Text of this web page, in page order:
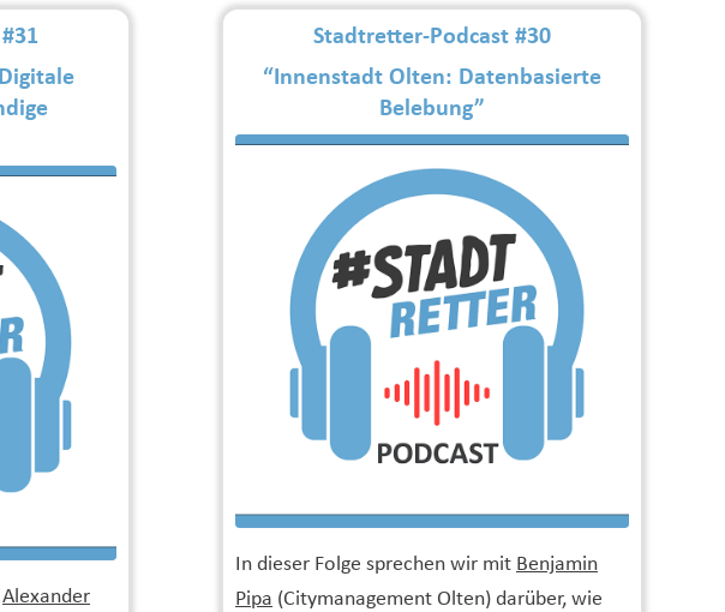
Alexander
Stadtretter-Podcast #30
“Innenstadt Olten: Datenbasierte
Belebung”
In dieser Folge sprechen wir mit Benjamin
Pipa (Citymanagement Olten) darüber, wie